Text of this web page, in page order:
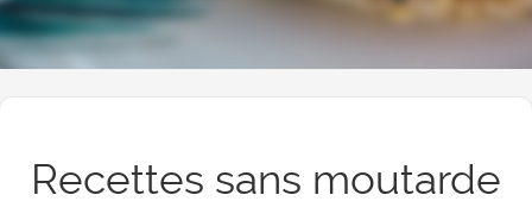
Recettes sans moutarde